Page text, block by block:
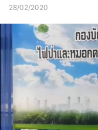
28/02/2020